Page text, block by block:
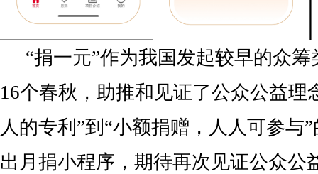
“捐一元”作为我国发起较早的众
16个春秋，助推和见证了公众公益理
人的专利”到“小额捐赠，人人可参与
出月捐小程序，期待再次见证公众公